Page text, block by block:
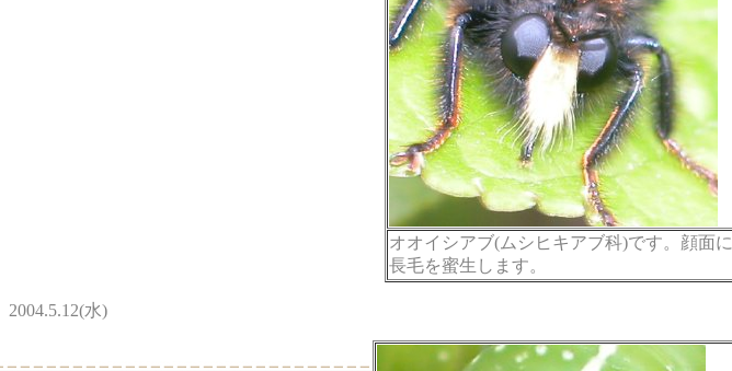
オオイシアブ(ムシヒキアブ科)です。顔面
長毛を蜜生します。
2004.5.12(水)